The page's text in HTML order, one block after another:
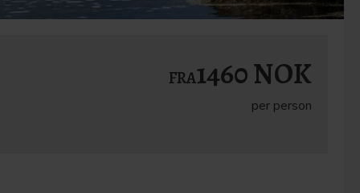
FRA1460 NOK
per person